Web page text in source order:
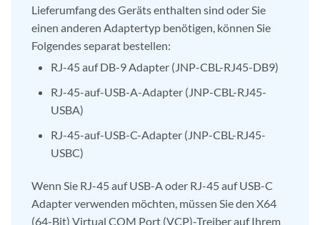
Lieferumfang des Geräts enthalten sind oder Sie
einen anderen Adaptertyp benötigen, können Sie
Folgendes separat bestellen:
RJ-45 auf DB-9 Adapter (JNP-CBL-RJ45-DB9)
RJ-45-auf-USB-A-Adapter (JNP-CBL-RJ45-
USBA)
RJ-45-auf-USB-C-Adapter (JNP-CBL-RJ45-
USBC)
Wenn Sie RJ-45 auf USB-A oder RJ-45 auf USB-C
Adapter verwenden möchten, müssen Sie den X64
(64-Bit) Virtual COM Port (VCP)-Treiber auf Ihrem